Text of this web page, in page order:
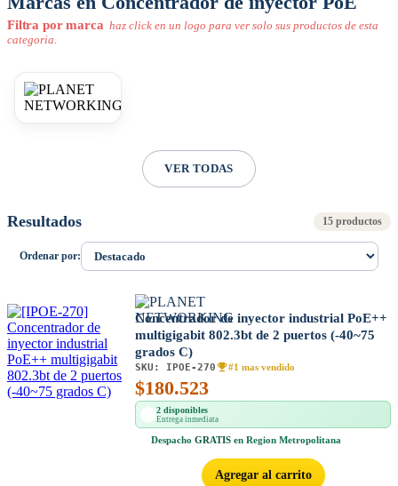
Filtra por marca haz click en un logo para ver solo sus productos de esta
categoria.
VER TODAS
Resultados 15 productos
Ordenar por:
Concentrador de inyector industrial PoE++
multigigabit 802.3bt de 2 puertos (-40~75
grados C)
SKU: IPOE-270 #1 mas vendido
$180.523
2 disponibles
Entrega inmediata
Despacho GRATIS en Region Metropolitana
Agregar al carrito